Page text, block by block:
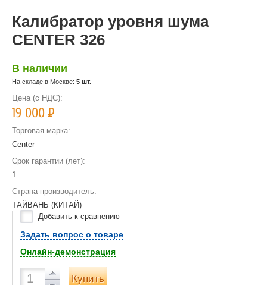
Калибратор уровня шума
CENTER 326
В наличии
На складе в Москве: 5 шт.
Цена (с НДС):
19 000Р
Торговая марка:
Center
Срок гарантии (лет):
1
Страна производитель:
ТАЙВАНЬ (КИТАЙ)
Добавить к сравнению
Задать вопрос о товаре
Онлайн-демонстрация
Купить